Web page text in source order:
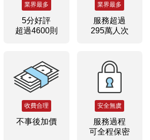
業界最多
5分好評
超過4600則
業界最多
服務超過
295萬人次
收費合理
不事後加價
安全無虞
服務過程
可全程保密